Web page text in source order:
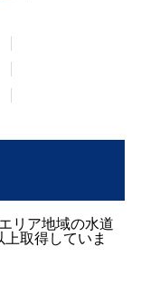
リア地域の水道
取得していま